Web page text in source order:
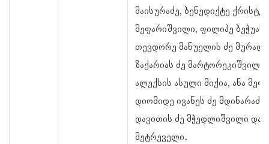
მაისურაძე, ბენედიქტე
მეფარიშვილი, ფილიპე ბეჭუას
თევდორე მანუელის ძე
ზაქარიას ძე
ალექსის ასული მიქია, ანა
დიომიდე ივანეს ძე
დავითის ძე მჭედლიშვილი და
მეტრეველი.